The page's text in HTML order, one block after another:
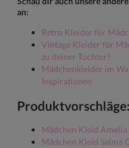
an:
Retro Kleider für
Vintage Kleider für
zu deiner Tochter?
Mädchenkleider im
Inspirationen
Produktvorschläge:
Mädchen Kleid Amelia
Mädchen Kleid Salma